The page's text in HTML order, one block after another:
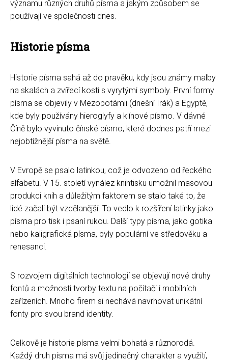
významu různých druhů písma a jakým způsobem se
používají ve společnosti dnes.
Historie písma
Historie písma sahá až do pravěku, kdy jsou známy malby
na skalách a zvířecí kosti s vyrytými symboly. První formy
písma se objevily v Mezopotámii (dnešní Irák) a Egyptě,
kde byly používány hieroglyfy a klínové písmo. V dávné
Číně bylo vyvinuto čínské písmo, které dodnes patří mezi
nejobtížnější písma na světě.
V Evropě se psalo latinkou, což je odvozeno od řeckého
alfabetu. V 15. století vynález knihtisku umožnil masovou
produkci knih a důležitým faktorem se stalo také to, že
lidé začali být vzdělanější. To vedlo k rozšíření latinky jako
písma pro tisk i psaní rukou. Další typy písma, jako gotika
nebo kaligrafická písma, byly populární ve středověku a
renesanci.
S rozvojem digitálních technologií se objevují nové druhy
fontů a možnosti tvorby textu na počítači i mobilních
zařízeních. Mnoho firem si nechává navrhovat unikátní
fonty pro svou brand identity.
Celkově je historie písma velmi bohatá a různorodá.
Každý druh písma má svůj jedinečný charakter a využití,